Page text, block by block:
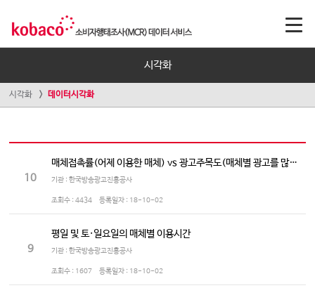
시각화
시각화 데이터시각화
10
매체접촉률(어제 이용한 매체) vs 광고주목도(매체별 광고를 많이 보는/듣는 정도)
기관 : 한국방송광고진흥공사
조회수 : 4434 등록일자 : 18-10-02
9
평일 및 토·일요일의 매체별 이용시간
기관 : 한국방송광고진흥공사
조회수 : 1607 등록일자 : 18-10-02